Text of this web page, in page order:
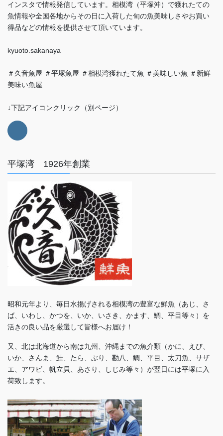
インスタで情報発信しています。相模湾（平塚沖）で獲れたての
魚情報や全国各地からその日に入荷した旬の魚美味しさやお買い
得品などの情報を提供させて頂いています。
kyuoto.sakanaya
＃久音魚屋 ＃平塚魚屋 ＃相模湾獲れたて魚 ＃美味しい魚 ＃新鮮
美味い魚屋
↓下記アイコンクリック（別ページ）
平塚湾 1926年創業
昭和元年より、毎日水揚げされる相模湾の豊富な鮮魚（あじ、さ
ば、いわし、かつを、いか、いさき、かます、鯛、平目等々）を
活きの良い品を厳選して皆様へお届け！
又、北は北海道から南は九州、沖縄までの魚介類（かに、えび、
いか、さんま、鮭、たら、ぶり、勘八、鯛、平目、太刀魚、サザ
エ、アワビ、帆立貝、あさり、しじみ等々）が翌日には平塚に入
荷致します。